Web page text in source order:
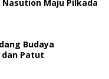
Nasution Maju Pilkada
Budaya
dan Patut